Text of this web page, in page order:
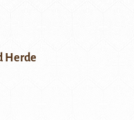
Herde